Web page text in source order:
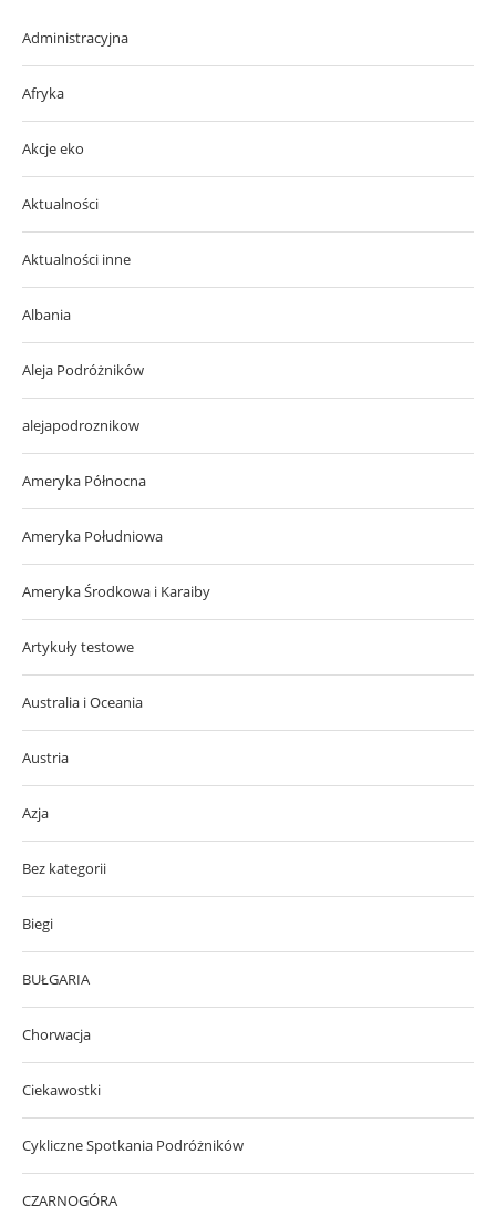
Administracyjna
Afryka
Akcje eko
Aktualności
Aktualności inne
Albania
Aleja Podróżników
alejapodroznikow
Ameryka Północna
Ameryka Południowa
Ameryka Środkowa i Karaiby
Artykuły testowe
Australia i Oceania
Austria
Azja
Bez kategorii
Biegi
BUŁGARIA
Chorwacja
Ciekawostki
Cykliczne Spotkania Podróżników
CZARNOGÓRA